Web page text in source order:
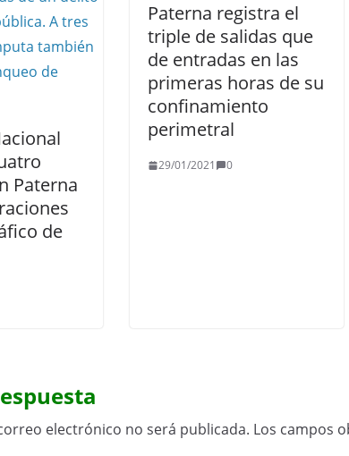
Paterna
de
Paterna registra el
triple de salidas que
de entradas en las
primeras horas de su
confinamiento
perimetral
29/01/2021 0
electrónico no será publicada. Los campos